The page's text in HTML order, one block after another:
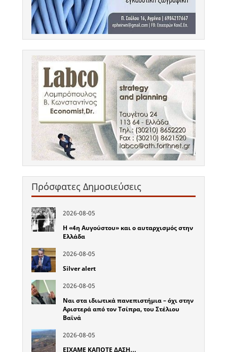
Πρόσφατες Δημοσιεύσεις
2026-08-05
Η «4η Αυγούστου» και ο αυταρχισμός στην
Ελλάδα
2026-08-05
Silver alert
2026-08-05
Ναι στα ιδιωτικά πανεπιστήμια – όχι στην
Αριστερά από τον Τσίπρα, του Στέλιου
Βαϊνά
2026-08-05
ΕΙΧΑΜΕ ΚΑΠΟΤΕ ΔΑΣΗ…